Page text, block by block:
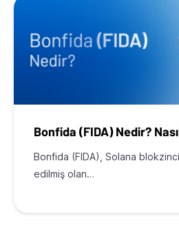
Bonfida (FIDA) Nedir?
Bonfida (FIDA), Solana
edilmiş olan…